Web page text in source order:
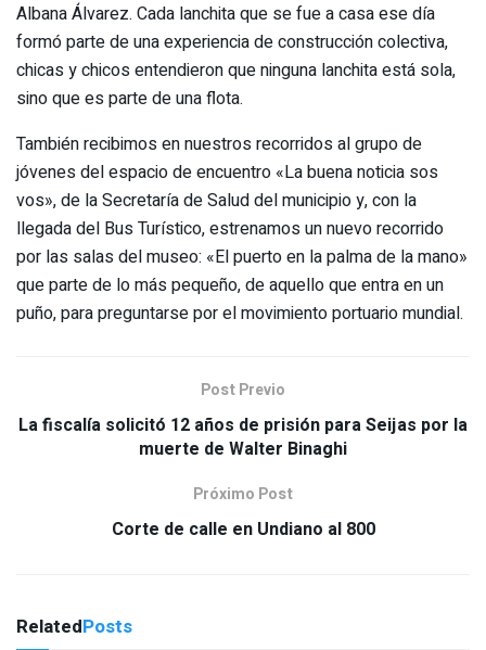
Albana Álvarez. Cada lanchita que se fue a casa ese día
formó parte de una experiencia de construcción colectiva,
chicas y chicos entendieron que ninguna lanchita está sola,
sino que es parte de una flota.
También recibimos en nuestros recorridos al grupo de
jóvenes del espacio de encuentro «La buena noticia sos
vos», de la Secretaría de Salud del municipio y, con la
llegada del Bus Turístico, estrenamos un nuevo recorrido
por las salas del museo: «El puerto en la palma de la mano»
que parte de lo más pequeño, de aquello que entra en un
puño, para preguntarse por el movimiento portuario mundial.
Post Previo
La fiscalía solicitó 12 años de prisión para Seijas por la
muerte de Walter Binaghi
Próximo Post
Corte de calle en Undiano al 800
RelatedPosts